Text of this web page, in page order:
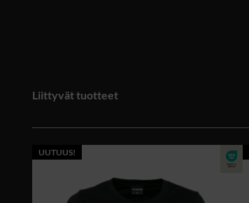
Liittyvät tuotteet
UUTUUS!